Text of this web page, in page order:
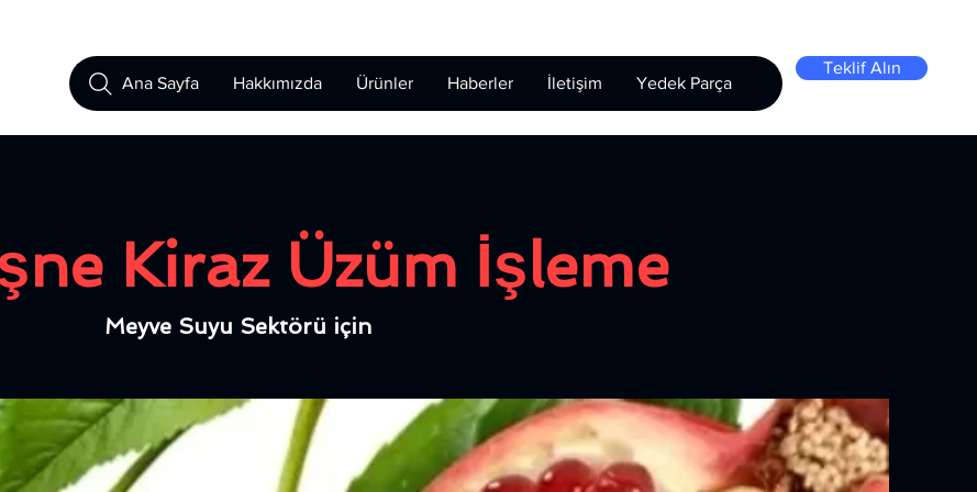
Ana Sayfa Hakkımızda Ürünler Haberler İletişim Yedek Parça
Teklif Alın
Kiraz Üzüm İşleme
Meyve Suyu Sektörü için